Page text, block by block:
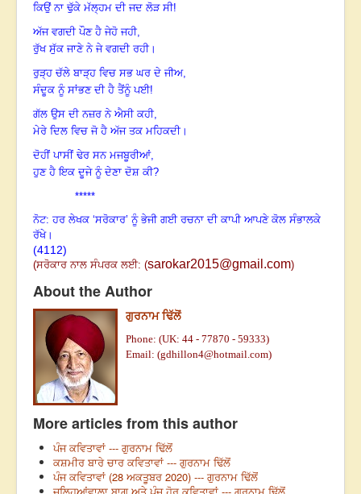
ਕਿਉਂ ਨਾ ਢੁੱਕੇ ਮੱਲ੍ਹਮ ਦੀ ਜਦ ਲੋੜ ਸੀ!
ਅੱਜ ਵਗਦੀ ਪੌਣ ਹੈ ਜੇਹੋ ਜਹੀ,
ਰੁੱਖ ਸੁੱਕ ਜਾਣੇ ਨੇ ਜੇ ਵਗਦੀ ਰਹੀ।
ਰੁੜ੍ਹ ਚੱਲੇ ਬਾੜ੍ਹ ਵਿਚ ਸਭ ਘਰ ਦੇ ਜੀਅ,
ਸੰਦੂਕ ਨੂੰ ਸਾਂਭਣ ਦੀ ਹੈ ਤੈਂਨੂੰ ਪਈ!
ਗੱਲ ਉਸ ਦੀ ਨਜ਼ਰ ਨੇ ਐਸੀ ਕਹੀ,
ਮੇਰੇ ਦਿਲ ਵਿਚ ਜੋ ਹੈ ਅੱਜ ਤਕ ਮਹਿਕਦੀ।
ਦੋਹੀਂ ਪਾਸੀਂ ਢੇਰ ਸਨ ਮਜਬੂਰੀਆਂ,
ਹੁਣ ਹੈ ਇਕ ਦੂਜੇ ਨੂੰ ਦੇਣਾ ਦੋਸ਼ ਕੀ?
*****
ਨੋਟ: ਹਰ ਲੇਖਕ ‘ਸਰੋਕਾਰ’ ਨੂੰ ਭੇਜੀ ਗਈ ਰਚਨਾ ਦੀ ਕਾਪੀ ਆਪਣੇ ਕੋਲ ਸੰਭਾਲਕੇ
ਰੱਖੇ।
(4112)
(ਸਰੋਕਾਰ ਨਾਲ ਸੰਪਰਕ ਲਈ: (sarokar2015@gmail.com)
About the Author
ਗੁਰਨਾਮ ਢਿੱਲੋਂ
Phone: (UK: 44 - 77870 - 59333)
Email: (gdhillon4@hotmail.com)
More articles from this author
ਪੰਜ ਕਵਿਤਾਵਾਂ --- ਗੁਰਨਾਮ ਢਿੱਲੋਂ
ਕਸ਼ਮੀਰ ਬਾਰੇ ਚਾਰ ਕਵਿਤਾਵਾਂ --- ਗੁਰਨਾਮ ਢਿੱਲੋਂ
ਪੰਜ ਕਵਿਤਾਵਾਂ (28 ਅਕਤੂਬਰ 2020) --- ਗੁਰਨਾਮ ਢਿੱਲੋਂ